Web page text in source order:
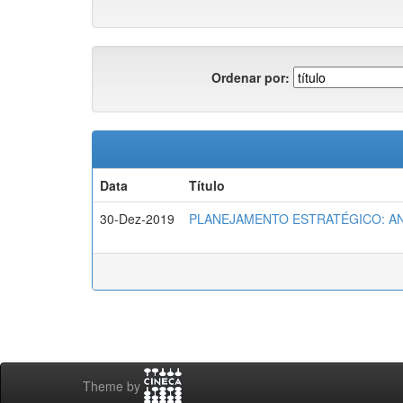
Ordenar por:
Data
Título
30-Dez-2019
PLANEJAMENTO ESTRATÉGICO:
Theme by